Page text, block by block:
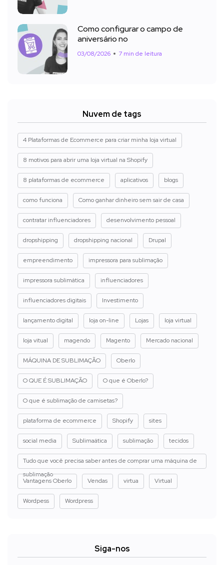
Como configurar o campo de
aniversário no
03/08/2026 7 min de leitura
Nuvem de tags
4 Plataformas de Ecommerce para criar minha loja virtual
8 motivos para abrir uma loja virtual na Shopify
8 plataformas de ecommerce aplicativos blogs
como funciona Como ganhar dinheiro sem sair de casa
contratar influenciadores desenvolvimento pessoal
dropshipping dropshipping nacional Drupal
empreendimento impressora para sublimação
impressora sublimática influenciadores
influenciadores digitais Investimento
lançamento digital loja on-line Lojas loja virtual
loja vitual magendo Magento Mercado nacional
MÁQUINA DE SUBLIMAÇÃO Oberlo
O QUE É SUBLIMAÇÃO O que é Oberlo?
O que é sublimação de camisetas?
plataforma de ecommerce Shopify sites
social media Sublimaática sublimação tecidos
Tudo que você precisa saber antes de comprar uma máquina de
sublimação
Vantagens Oberlo
Vendas virtua Virtual
Wordpess Wordpress
Siga-nos